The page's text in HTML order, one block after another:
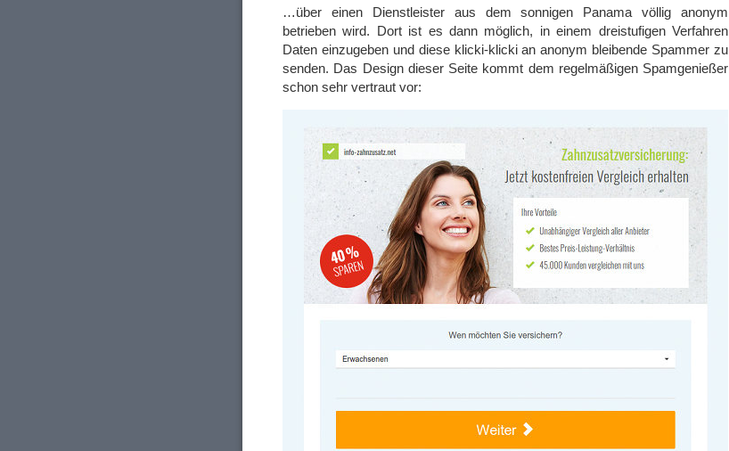
…über einen Dienstleister aus dem sonnigen Panama völlig anonym
betrieben wird. Dort ist es dann möglich, in einem dreistufigen Verfahren
Daten einzugeben und diese klicki-klicki an anonym bleibende Spammer zu
senden. Das Design dieser Seite kommt dem regelmäßigen Spamgenießer
schon sehr vertraut vor: